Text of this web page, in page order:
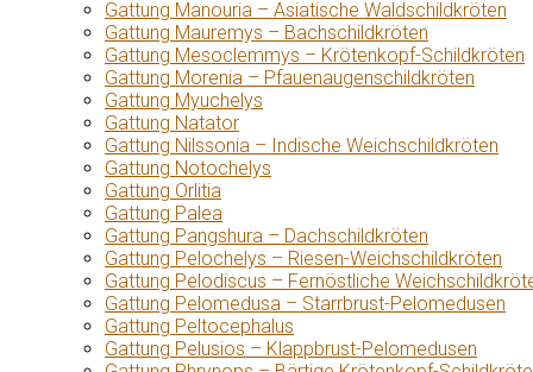
Gattung Manouria – Asiatische Waldschildkröten
Gattung Mauremys – Bachschildkröten
Gattung Mesoclemmys – Krötenkopf-Schildkröten
Gattung Morenia – Pfauenaugenschildkröten
Gattung Myuchelys
Gattung Natator
Gattung Nilssonia – Indische Weichschildkröten
Gattung Notochelys
Gattung Orlitia
Gattung Palea
Gattung Pangshura – Dachschildkröten
Gattung Pelochelys – Riesen-Weichschildkröten
Gattung Pelodiscus – Fernöstliche
Gattung Pelomedusa – Starrbrust-Pelomedusen
Gattung Peltocephalus
Gattung Pelusios – Klappbrust-Pelomedusen